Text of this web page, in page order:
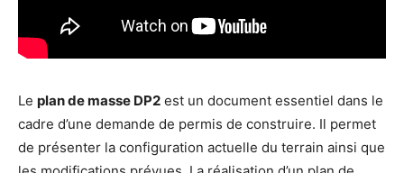
Le plan de masse DP2 est un document essentiel dans le
cadre d’une demande de permis de construire. Il permet
de présenter la configuration actuelle du terrain ainsi que